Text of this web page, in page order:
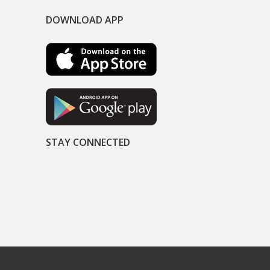
DOWNLOAD APP
STAY CONNECTED